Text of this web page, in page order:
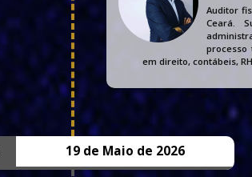
Auditor
Ceará.
processo
em direito, contábeis,
19 de Maio de 2026